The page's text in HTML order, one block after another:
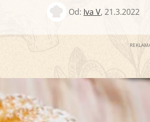
Od: Iva V,21.3.2022